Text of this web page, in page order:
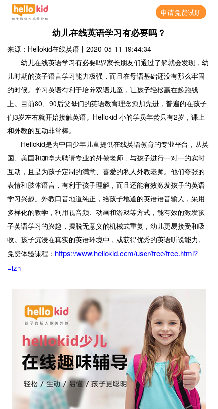
申请免费试听
幼儿在线英语学习有必要吗？
来源：Hellokid在线英语 丨 2020-05-11 19:44:34
幼儿在线英语学习有必要吗?家长朋友们通过了解就会发现，幼
儿时期的孩子语言学习能力极强，而且在母语基础还没有那么牢固
的时候。学习英语有利于培养双语儿童，让孩子轻松赢在起跑线
上。目前80、90后父母们的英语教育理念愈加先进，普遍的在孩子
们3岁左右就开始接触英语。Hellokid 小的学员年龄只有2岁，课上
和外教的互动非常棒。
Hellokid是为中国少年儿童提供在线英语教育的专业平台，从英
国、美国和加拿大聘请专业的外教老师，与孩子进行一对一的实时
互动，且是为孩子定制的满意、喜爱的私人外教老师。他们夸张的
表情和肢体语言，有利于孩子理解，而且还能有效激发孩子的英语
学习兴趣。外教口音地道纯正，给孩子地道的英语语音输入，采用
多样化的教学，利用视音频、动画和游戏等方式，能有效的激发孩
子英语学习的兴趣，摆脱无意义的机械式重复，幼儿更易接受和吸
收。孩子沉浸在真实的英语环境中，或获得优秀的英语听说能力。
免费体验课程： https://www.hellokid.com/user/free/free.html?
=lzh